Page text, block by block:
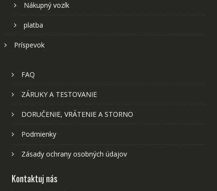
Nákupný vozík
platba
Príspevok
FAQ
ZÁRUKY A TESTOVANIE
DORUČENIE, VRÁTENIE A STORNO
Podmienky
Zásady ochrany osobných údajov
Kontaktuj nás